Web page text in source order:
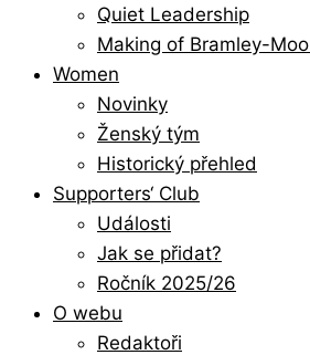
Quiet Leadership
Making of Bramley-
Women
Novinky
Ženský tým
Historický přehled
Supporters‘ Club
Události
Jak se přidat?
Ročník 2025/26
O webu
Redaktoři